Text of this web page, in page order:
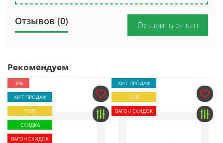
Отзывов (0) Оставить отзыв
Рекомендуем
-8%
ХИТ ПРОДАЖ
ТОП
СКИДКА
ВАГОН СКИДОК
ХИТ ПРОДАЖ
ТОП
ВАГОН СКИДОК